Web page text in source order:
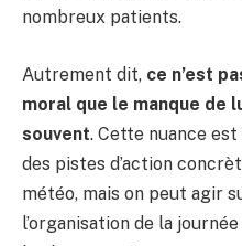
nombreux patients.
Autrement dit, ce n’est
moral que le manque de
souvent. Cette nuance
des pistes d’action
météo, mais on peut agir
l’organisation de la